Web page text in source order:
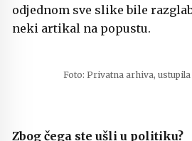
odjednom sve slike bile
neki artikal na popustu.
Foto: Privatna arhiva,
Zbog čega ste ušli u politiku?